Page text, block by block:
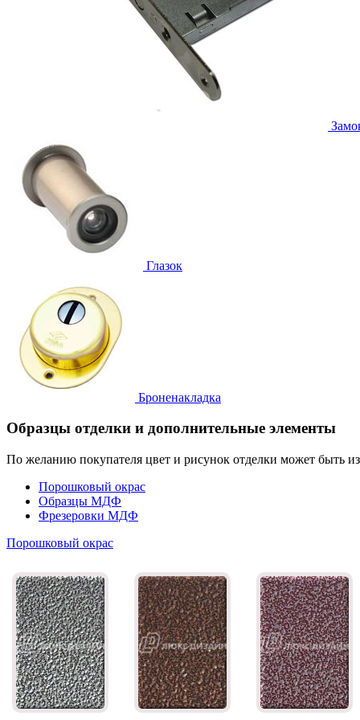
Глазок
Броненакладка
Образцы отделки и дополнительные элементы
По желанию покупателя цвет и рисунок отделки может быть
Порошковый окрас
Образцы МДФ
Фрезеровки МДФ
Порошковый окрас